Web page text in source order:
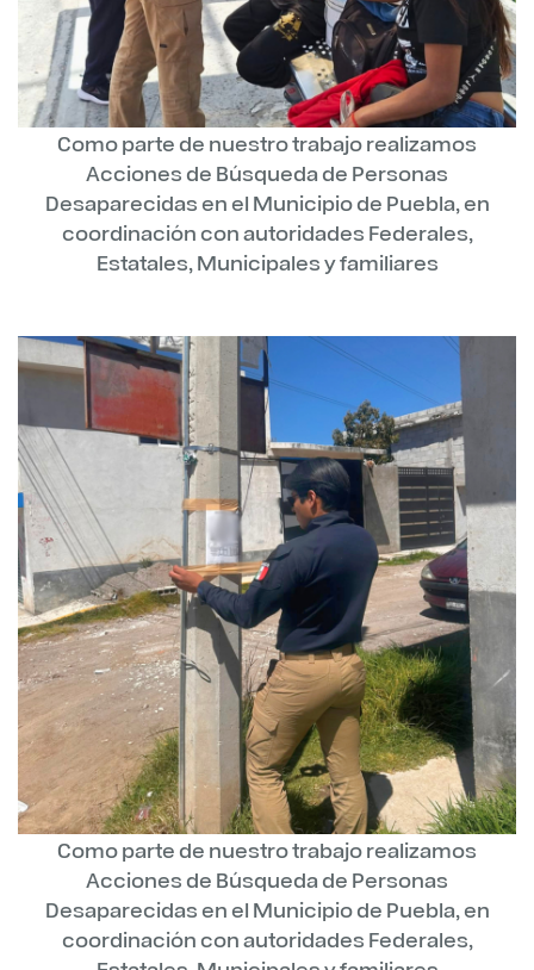
Como parte de nuestro trabajo realizamos
Acciones de Búsqueda de Personas
Desaparecidas en el Municipio de Puebla, en
coordinación con autoridades Federales,
Estatales, Municipales y familiares
Como parte de nuestro trabajo realizamos
Acciones de Búsqueda de Personas
Desaparecidas en el Municipio de Puebla, en
coordinación con autoridades Federales,